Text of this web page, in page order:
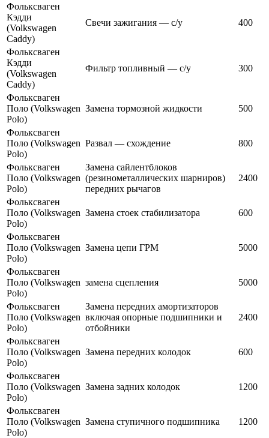
Фольксваген
Кэдди
(Volkswagen
Caddy)
Cвечи зажигания — с/у 400
Фольксваген
Кэдди
(Volkswagen
Caddy)
Фильтр топливный — с/у 300
Фольксваген
Поло (Volkswagen
Polo)
Замена тормозной жидкости 500
Фольксваген
Поло (Volkswagen
Polo)
Развал — схождение 800
Фольксваген
Поло (Volkswagen
Polo)
Замена сайлентблоков
(резинометаллических шарниров)
передних рычагов
2400
Фольксваген
Поло (Volkswagen
Polo)
Замена стоек стабилизатора 600
Фольксваген
Поло (Volkswagen
Polo)
Замена цепи ГРМ 5000
Фольксваген
Поло (Volkswagen
Polo)
замена сцепления 5000
Фольксваген
Поло (Volkswagen
Polo)
Замена передних амортизаторов
включая опорные подшипники и
отбойники
2400
Фольксваген
Поло (Volkswagen
Polo)
Замена передних колодок 600
Фольксваген
Поло (Volkswagen
Polo)
Замена задних колодок 1200
Фольксваген
Поло (Volkswagen
Polo)
Замена ступичного подшипника 1200